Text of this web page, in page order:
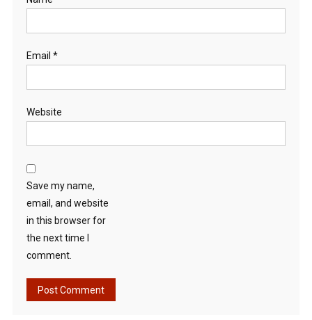
Email *
Website
Save my name,
email, and website
in this browser for
the next time I
comment.